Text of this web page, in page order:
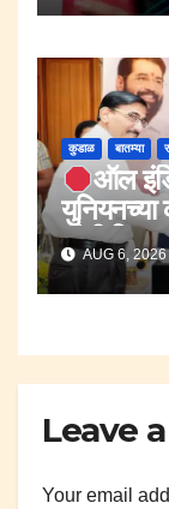
कुडाळ बातम्या
ऑल
युनियनच्या
यांची
AUG 6, 2026
Leave
Your email